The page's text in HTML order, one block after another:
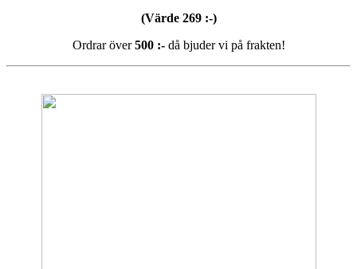
(Värde 269 :-)
Ordrar över500 :-då bjuder vi på frakten!